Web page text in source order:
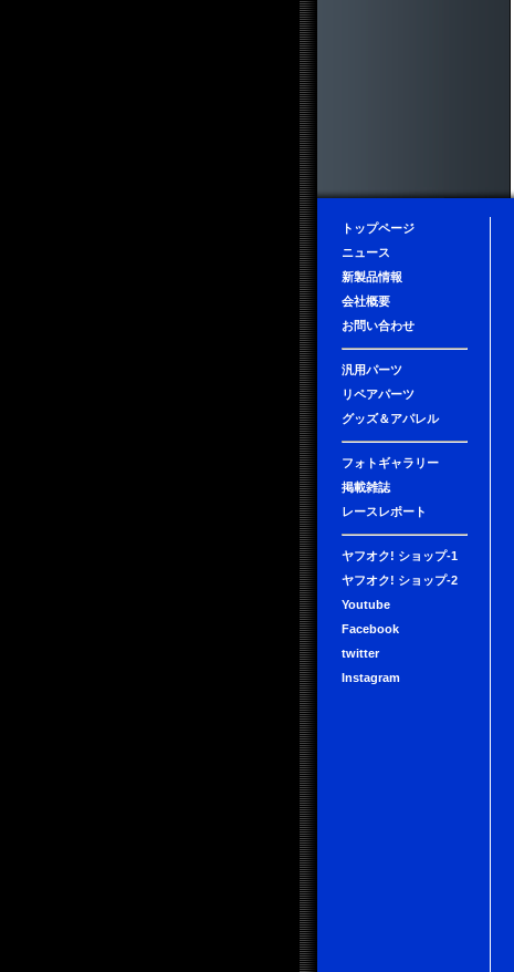
トップページ
ニュース
新製品情報
会社概要
お問い合わせ
汎用パーツ
リペアパーツ
グッズ＆アパレル
フォトギャラリー
掲載雑誌
レースレポート
ヤフオク! ショップ-1
ヤフオク! ショップ-2
Youtube
Facebook
twitter
Instagram